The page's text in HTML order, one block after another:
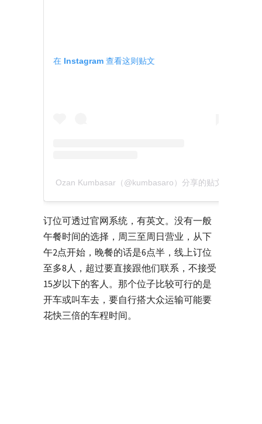
在 Instagram 查看这则贴文
Ozan Kumbasar（@kumbasaro）分享的贴文
订位可透过官网系统，有英文。没有一般
午餐时间的选择，周三至周日营业，从下
午2点开始，晚餐的话是6点半，线上订位
至多8人，超过要直接跟他们联系，不接受
15岁以下的客人。那个位子比较可行的是
开车或叫车去，要自行搭大众运输可能要
花快三倍的车程时间。